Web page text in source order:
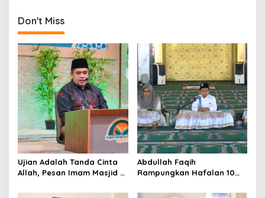
t
n
a
v
i
g
a
t
i
o
n
Don't Miss
Ujian Adalah Tanda Cinta
Allah, Pesan Imam Masjid Al
Abdullah Faqih
Rampungkan Hafalan 10
Tahfidz